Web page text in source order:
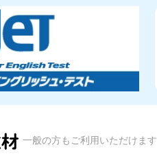
一般の方もご利用いただけます